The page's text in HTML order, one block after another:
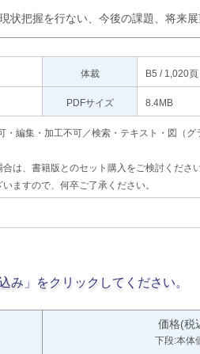
把握を行ない、今後の課題、将来展
体裁 B5 / 1,020頁
PDFサイズ 8.4MB
編集・加工不可／検索・テキスト・図（グ
は、書籍版とのセット購入をご検討くださ
ますので、何卒ご了承ください。
み」をクリックしてください。
価格(税
下段:本体